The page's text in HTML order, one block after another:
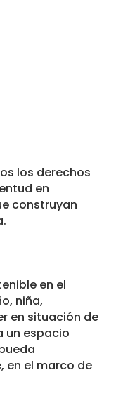
los derechos
en
construyan
en el
niña,
en situación de
un espacio
en el marco de